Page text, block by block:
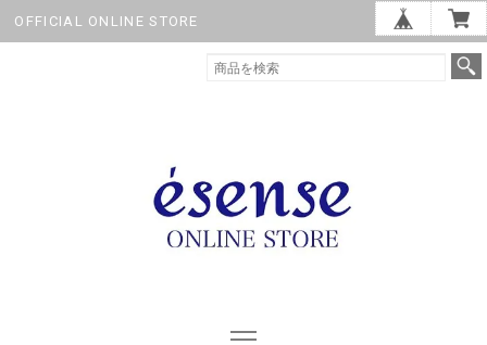
OFFICIAL ONLINE STORE